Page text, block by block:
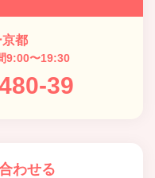
都
9:00〜19:30
39
わせる